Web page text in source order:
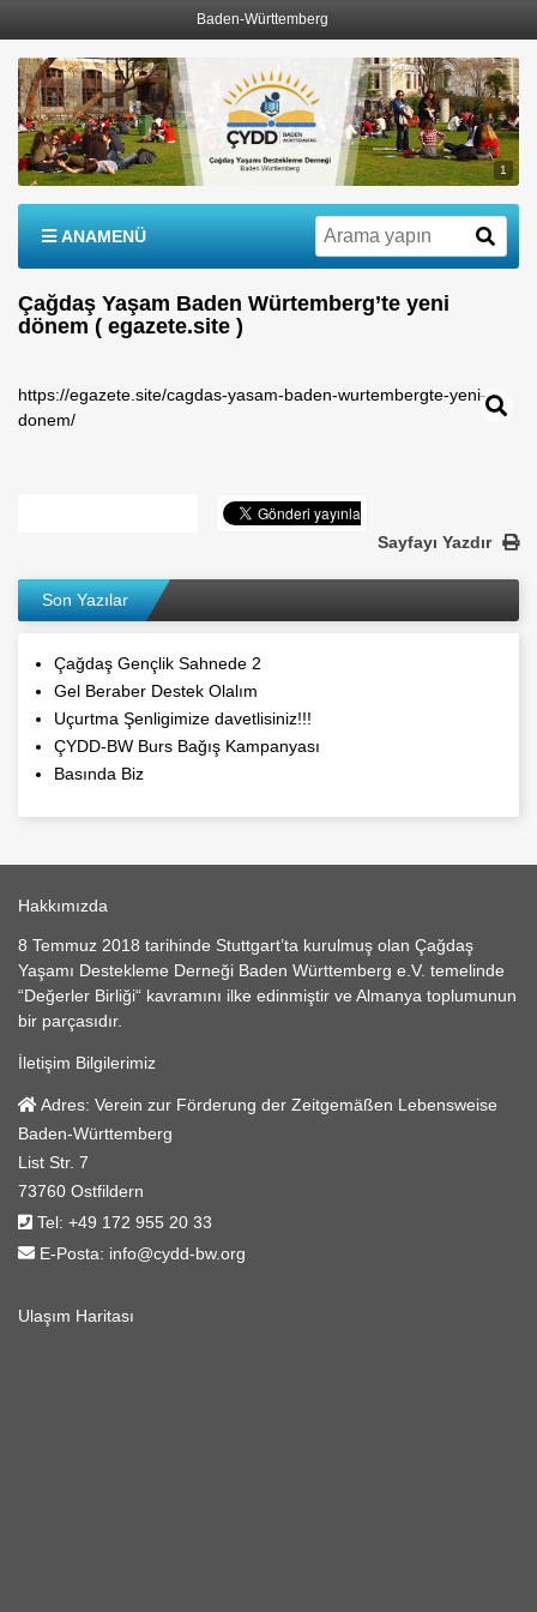
Baden-Württemberg
1
ANAMENÜ
Çağdaş Yaşam Baden Würtemberg’te yeni
dönem ( egazete.site )
https://egazete.site/cagdas-yasam-baden-wurtembergte-yeni-
donem/
Sayfayı Yazdır
Son Yazılar
Çağdaş Gençlik Sahnede 2
Gel Beraber Destek Olalım
Uçurtma Şenligimize davetlisiniz!!!
ÇYDD-BW Burs Bağış Kampanyası
Basında Biz
Hakkımızda
8 Temmuz 2018 tarihinde Stuttgart’ta kurulmuş olan Çağdaş
Yaşamı Destekleme Derneği Baden Württemberg e.V. temelinde
“Değerler Birliği“ kavramını ilke edinmiştir ve Almanya toplumunun
bir parçasıdır.
İletişim Bilgilerimiz
Adres: Verein zur Förderung der Zeitgemäßen Lebensweise
Baden-Württemberg
List Str. 7
73760 Ostfildern
Tel: +49 172 955 20 33
E-Posta: info@cydd-bw.org
Ulaşım Haritası